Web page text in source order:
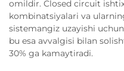
omildir. Closed circuit
kombinatsiyalari va
sistemangiz uzayishi
bu esa avvalgisi bilan
30% ga kamaytiradi.